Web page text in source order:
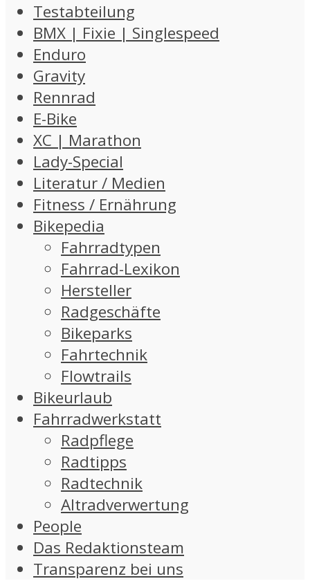
Testabteilung
BMX | Fixie | Singlespeed
Enduro
Gravity
Rennrad
E-Bike
XC | Marathon
Lady-Special
Literatur / Medien
Fitness / Ernährung
Bikepedia
Fahrradtypen
Fahrrad-Lexikon
Hersteller
Radgeschäfte
Bikeparks
Fahrtechnik
Flowtrails
Bikeurlaub
Fahrradwerkstatt
Radpflege
Radtipps
Radtechnik
Altradverwertung
People
Das Redaktionsteam
Transparenz bei uns